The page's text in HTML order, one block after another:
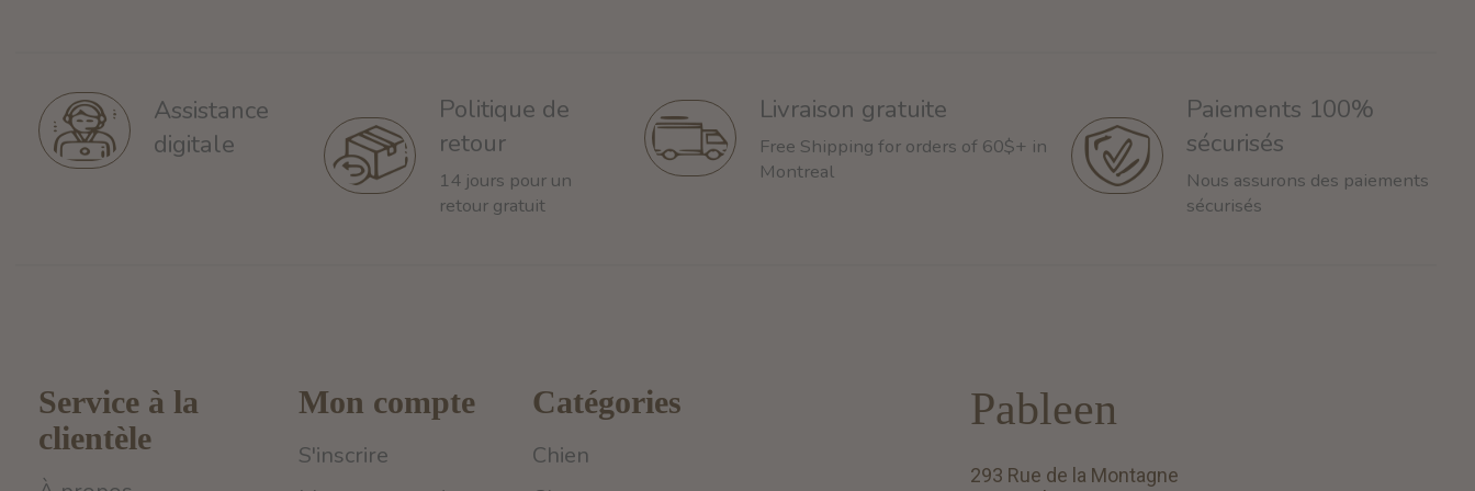
Assistance
digitale
Politique de
retour
14 jours pour un
retour gratuit
Livraison gratuite
Free Shipping for orders of 60$+ in
Montreal
Paiements 100%
sécurisés
Nous assurons des paiements
sécurisés
Service à la
clientèle
Mon compte
S'inscrire
Catégories
Chien
Pableen
293 Rue de la Montagne